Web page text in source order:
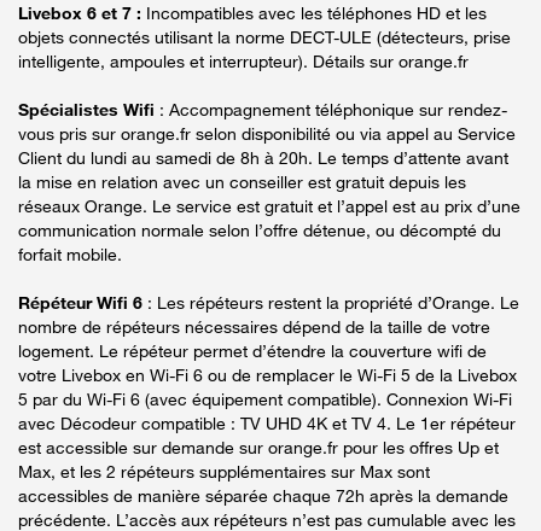
Livebox 6 et 7 : Incompatibles avec les téléphones HD et les
objets connectés utilisant la norme DECT-ULE (détecteurs, prise
intelligente, ampoules et interrupteur). Détails sur orange.fr
Spécialistes Wifi : Accompagnement téléphonique sur rendez-
vous pris sur orange.fr selon disponibilité ou via appel au Service
Client du lundi au samedi de 8h à 20h. Le temps d’attente avant
la mise en relation avec un conseiller est gratuit depuis les
réseaux Orange. Le service est gratuit et l’appel est au prix d’une
communication normale selon l’offre détenue, ou décompté du
forfait mobile.
Répéteur Wifi 6 : Les répéteurs restent la propriété d’Orange. Le
nombre de répéteurs nécessaires dépend de la taille de votre
logement. Le répéteur permet d’étendre la couverture wifi de
votre Livebox en Wi-Fi 6 ou de remplacer le Wi-Fi 5 de la Livebox
5 par du Wi-Fi 6 (avec équipement compatible). Connexion Wi-Fi
avec Décodeur compatible : TV UHD 4K et TV 4. Le 1er répéteur
est accessible sur demande sur orange.fr pour les offres Up et
Max, et les 2 répéteurs supplémentaires sur Max sont
accessibles de manière séparée chaque 72h après la demande
précédente. L’accès aux répéteurs n’est pas cumulable avec les